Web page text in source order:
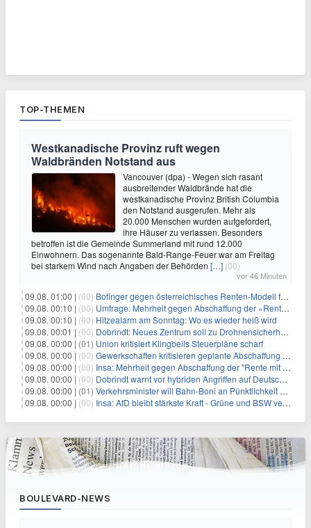
TOP-THEMEN
Westkanadische Provinz ruft wegen
Waldbränden Notstand aus
Vancouver (dpa) - Wegen sich rasant
ausbreitender Waldbrände hat die
westkanadische Provinz British Columbia
den Notstand ausgerufen. Mehr als
20.000 Menschen wurden aufgefordert,
ihre Häuser zu verlassen. Besonders
betroffen ist die Gemeinde Summerland mit rund 12.000
Einwohnern. Das sogenannte Bald-Range-Feuer war am Freitag
bei starkem Wind nach Angaben der Behörden […] (00)
vor 46 Minuten
09.08. 01:00 | (00) Bofinger gegen österreichisches Renten-Modell für Schwerarbeiter
09.08. 00:10 | (00) Umfrage: Mehrheit gegen Abschaffung der «Rente mit 63»
09.08. 00:10 | (00) Hitzealarm am Sonntag: Wo es wieder heiß wird
09.08. 00:01 | (00) Dobrindt: Neues Zentrum soll zu Drohnensicherheit forschen
09.08. 00:00 | (01) Union kritisiert Klingbeils Steuerpläne scharf
09.08. 00:00 | (00) Gewerkschaften kritisieren geplante Abschaffung der "Rente mit 63"
09.08. 00:00 | (00) Insa: Mehrheit gegen Abschaffung der "Rente mit 63"
09.08. 00:00 | (00) Dobrindt warnt vor hybriden Angriffen auf Deutschland
09.08. 00:00 | (01) Verkehrsminister will Bahn-Boni an Pünktlichkeit koppeln
09.08. 00:00 | (00) Insa: AfD bleibt stärkste Kraft - Grüne und BSW verlieren
BOULEVARD-NEWS